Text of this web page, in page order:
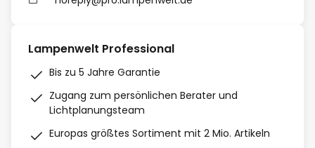
Lampenwelt Professional
Bis zu 5 Jahre Garantie
Zugang zum persönlichen Berater und
Lichtplanungsteam
Europas größtes Sortiment mit 2 Mio. Artikeln